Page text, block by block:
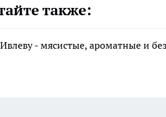
также:
- мясистые, ароматные и